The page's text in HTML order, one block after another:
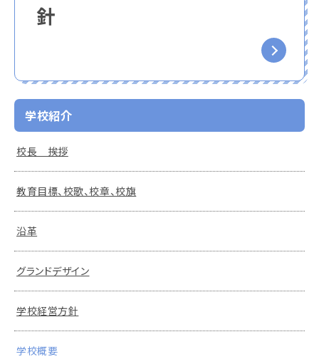
針
学校紹介
校長 挨拶
教育目標、校歌、校章、校旗
沿革
グランドデザイン
学校経営方針
学校概要